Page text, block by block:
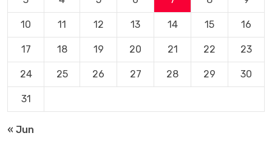
10 11 12 13 14 15 16
17 18 19 20 21 22 23
24 25 26 27 28 29 30
31
« Jun